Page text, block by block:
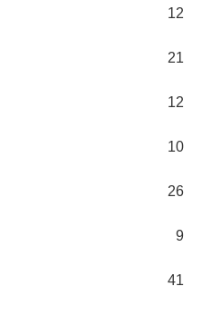
12
21
12
10
26
9
41